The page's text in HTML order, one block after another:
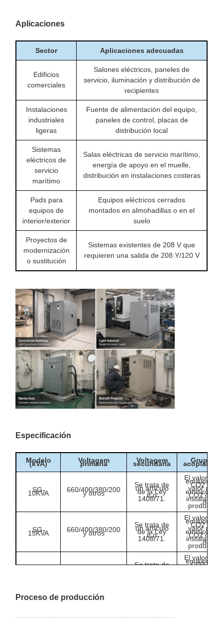
Aplicaciones
Sector Aplicaciones adecuadas
Edificios
comerciales
Salones eléctricos, paneles de
servicio, iluminación y distribución de
recipientes
Instalaciones
industriales
ligeras
Fuente de alimentación del equipo,
paneles de control, placas de
distribución local
Sistemas
eléctricos de
servicio
marítimo
Salas eléctricas de servicio marítimo,
energía de apoyo en el muelle,
distribución en instalaciones costeras
Pads para
equipos de
interior/exterior
Equipos eléctricos cerrados
montados en almohadillas o en el
suelo
Proyectos de
modernización
o sustitución
Sistemas existentes de 208 V que
requieren una salida de 208 Y/120 V
Especificación
Modelo
(kVA) Voltagem
primaria Voltagem
secundaria Grupo de
SG-
10KVA 660/400/380/200
y otros
Se trata de
un artículo
de la Ley
n.o
1408/71.
El valor de
emisiones
CO2 es el
valor de
emisiones
CO2 de
de
SG-
15KVA 660/400/380/200
y otros
Se trata de
un artículo
de la Ley
n.o
1408/71.
El valor de
emisiones
CO2 es el
valor de
emisiones
CO2 de
de
Se trata de
El valor de
emisiones
CO2 es el
Proceso de producción